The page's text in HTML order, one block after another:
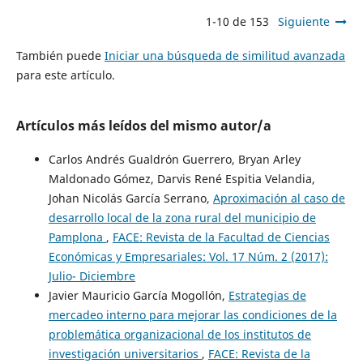
1-10 de 153 Siguiente
También puede Iniciar una búsqueda de similitud avanzada
para este artículo.
Artículos más leídos del mismo autor/a
Carlos Andrés Gualdrón Guerrero, Bryan Arley
Maldonado Gómez, Darvis René Espitia Velandia,
Johan Nicolás García Serrano, Aproximación al caso de
desarrollo local de la zona rural del municipio de
Pamplona , FACE: Revista de la Facultad de Ciencias
Económicas y Empresariales: Vol. 17 Núm. 2 (2017):
Julio- Diciembre
Javier Mauricio García Mogollón, Estrategias de
mercadeo interno para mejorar las condiciones de la
problemática organizacional de los institutos de
investigación universitarios , FACE: Revista de la